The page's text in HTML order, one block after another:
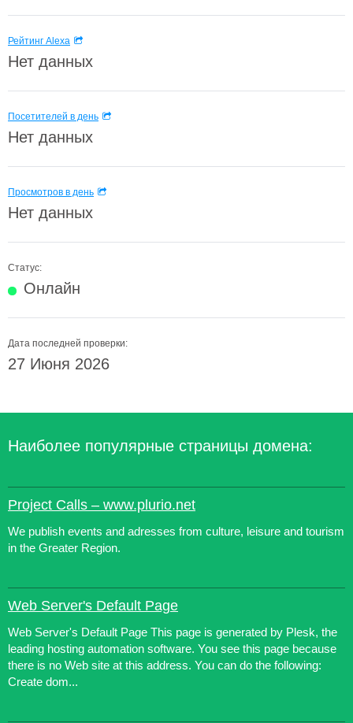
Рейтинг Alexa
Нет данных
Посетителей в день
Нет данных
Просмотров в день
Нет данных
Статус:
Онлайн
Дата последней проверки:
27 Июня 2026
Наиболее популярные страницы домена:
Project Calls – www.plurio.net
We publish events and adresses from culture, leisure and tourism
in the Greater Region.
Web Server's Default Page
Web Server's Default Page This page is generated by Plesk, the
leading hosting automation software. You see this page because
there is no Web site at this address. You can do the following:
Create dom...